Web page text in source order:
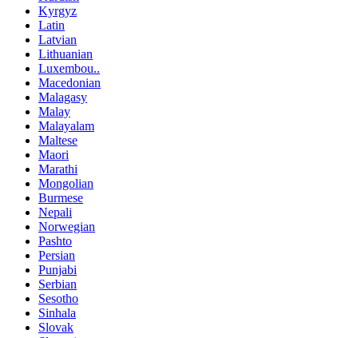
Kyrgyz
Latin
Latvian
Lithuanian
Luxembou..
Macedonian
Malagasy
Malay
Malayalam
Maltese
Maori
Marathi
Mongolian
Burmese
Nepali
Norwegian
Pashto
Persian
Punjabi
Serbian
Sesotho
Sinhala
Slovak